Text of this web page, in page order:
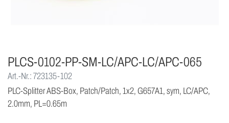
PLCS-0102-PP-SM-LC/APC-LC/APC-065
Art.-Nr.: 723135-102
PLC-Splitter ABS-Box, Patch/Patch, 1x2, G657A1, sym, LC/APC,
2.0mm, PL=0.65m